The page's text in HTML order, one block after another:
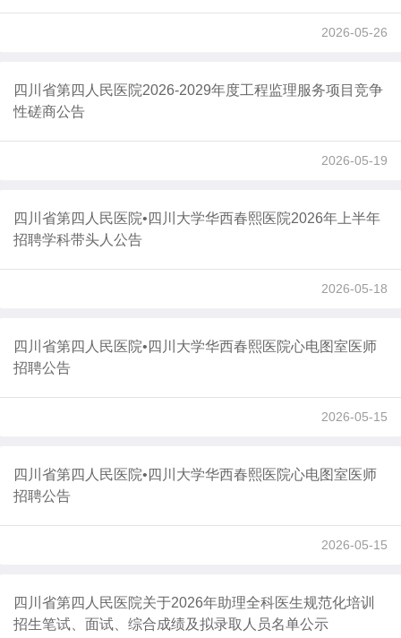
2026-05-26
四川省第四人民医院2026-2029年度工程监理服务项目竞争
性磋商公告
2026-05-19
四川省第四人民医院•四川大学华西春熙医院2026年上半年
招聘学科带头人公告
2026-05-18
四川省第四人民医院•四川大学华西春熙医院心电图室医师
招聘公告
2026-05-15
四川省第四人民医院•四川大学华西春熙医院心电图室医师
招聘公告
2026-05-15
四川省第四人民医院关于2026年助理全科医生规范化培训
招生笔试、面试、综合成绩及拟录取人员名单公示